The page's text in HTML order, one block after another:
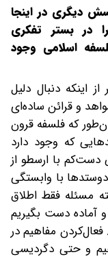
دیگری در اینجا
در بستر تفکری
اسلامی وجود
اینکه دنبال دلیل
و قرائن ساده‌ای
که فلسفه قرون
که وجود دارد
با ارسطو از
با وابستگی
مسئله فقط اطلاق
آماده دست بگیریم
مفاهیم در
و حتی دگردیسی